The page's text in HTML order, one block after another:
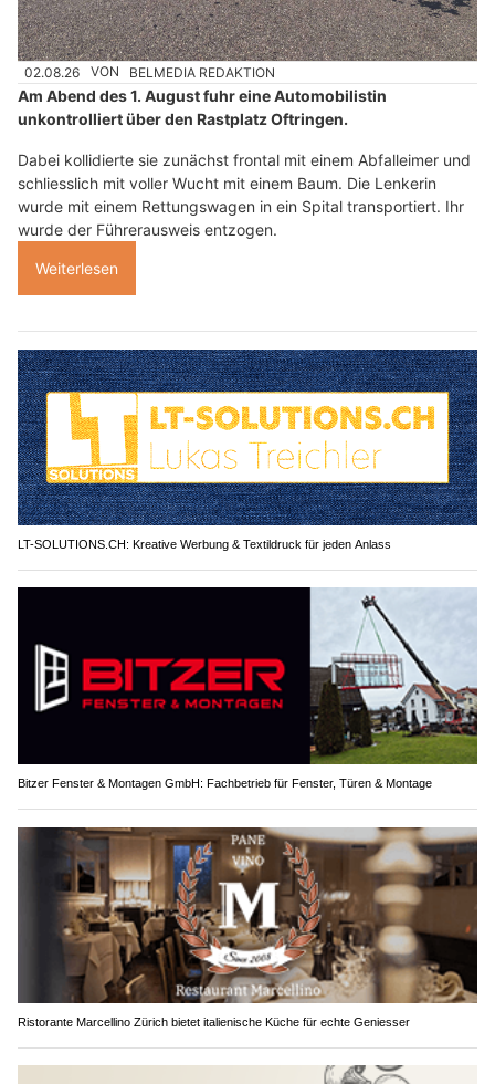
02.08.26 VON BELMEDIA REDAKTION
Am Abend des 1. August fuhr eine Automobilistin
unkontrolliert über den Rastplatz Oftringen.
Dabei kollidierte sie zunächst frontal mit einem Abfalleimer und
schliesslich mit voller Wucht mit einem Baum. Die Lenkerin
wurde mit einem Rettungswagen in ein Spital transportiert. Ihr
wurde der Führerausweis entzogen.
Weiterlesen
LT-SOLUTIONS.CH: Kreative Werbung & Textildruck für jeden Anlass
Bitzer Fenster & Montagen GmbH: Fachbetrieb für Fenster, Türen & Montage
Ristorante Marcellino Zürich bietet italienische Küche für echte Geniesser